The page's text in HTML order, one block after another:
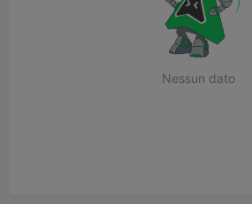
Nessun dato